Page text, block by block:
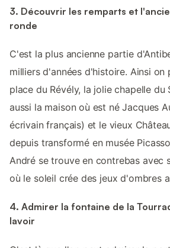
3. Découvrir les remparts et
ronde
C'est la plus ancienne partie
milliers d'années d'histoire. Ainsi
place du Révély, la jolie chapelle du
aussi la maison où est né Jacques
écrivain français) et le vieux
depuis transformé en musée
André se trouve en contrebas avec
où le soleil crée des jeux d'ombres
4. Admirer la fontaine de la
lavoir